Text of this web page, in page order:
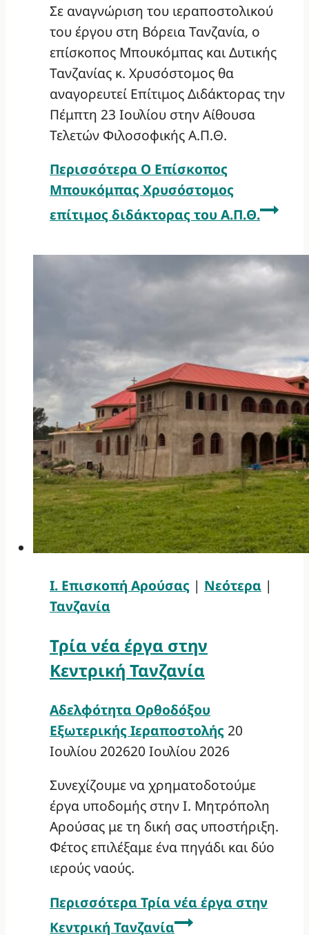
Σε αναγνώριση του ιεραποστολικού
του έργου στη Βόρεια Τανζανία, ο
επίσκοπος Μπουκόμπας και Δυτικής
Τανζανίας κ. Χρυσόστομος θα
αναγορευτεί Επίτιμος Διδάκτορας την
Πέμπτη 23 Ιουλίου στην Αίθουσα
Τελετών Φιλοσοφικής Α.Π.Θ.
Περισσότερα Ο Επίσκοπος
Μπουκόμπας Χρυσόστομος
επίτιμος διδάκτορας του Α.Π.Θ.
Ι. Επισκοπή Αρούσας | Νεότερα |
Τανζανία
Τρία νέα έργα στην
Κεντρική Τανζανία
Αδελφότητα Ορθοδόξου
Εξωτερικής Ιεραποστολής 20
Ιουλίου 202620 Ιουλίου 2026
Συνεχίζουμε να χρηματοδοτούμε
έργα υποδομής στην Ι. Μητρόπολη
Αρούσας με τη δική σας υποστήριξη.
Φέτος επιλέξαμε ένα πηγάδι και δύο
ιερούς ναούς.
Περισσότερα Τρία νέα έργα στην
Κεντρική Τανζανία